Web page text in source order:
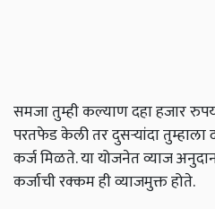
समजा तुम्ही कल्याण दहा हजार
परतफेड केली तर दुसऱ्यांदा
कर्ज मिळते. या योजनेत व्याज
कर्जाची रक्कम ही व्याजमुक्त होते.